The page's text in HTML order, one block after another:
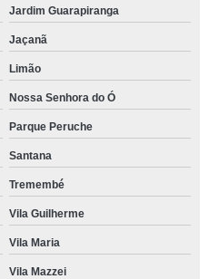
Jardim Guarapiranga
Jaçanã
Limão
Nossa Senhora do Ó
Parque Peruche
Santana
Tremembé
Vila Guilherme
Vila Maria
Vila Mazzei